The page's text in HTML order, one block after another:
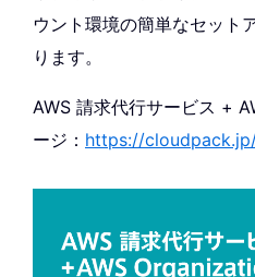
ウント環境の簡単なセット
ります。
AWS 請求代行サービス +
ージ： https://